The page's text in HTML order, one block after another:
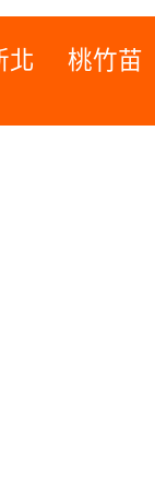
北 桃竹苗